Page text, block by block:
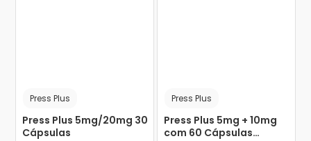
Press Plus
Press Plus 5mg/20mg 30
Cápsulas
Press Plus
Press Plus 5mg + 10mg
com 60 Cápsulas